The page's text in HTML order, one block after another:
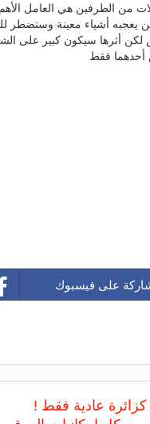
من الطرفين هي العامل
يعجبه أشياء معينة وستضطر
لكن أثرها سيكون كبير على
أحدهما فقط
على فيسبوك
عادية فقط !